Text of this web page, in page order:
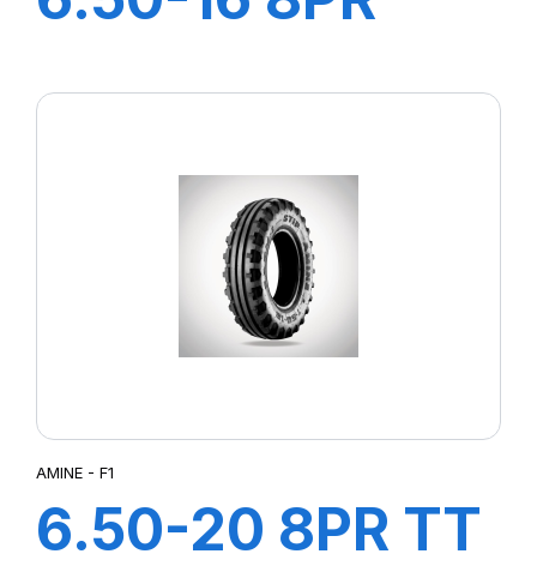
AMINE - F1
6.50-20 8PR TT